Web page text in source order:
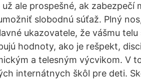
ale prospešné, ak
slobodnú súťaž. Plný
ukazovatele, že vášmu
hodnoty, ako je rešpekt,
a telesným výcvikom. V
internátnych škôl pre deti.